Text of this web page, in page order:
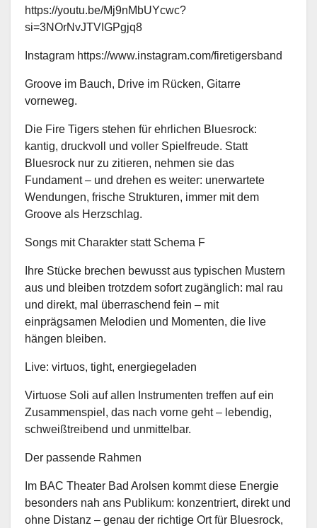
https://youtu.be/Mj9nMbUYcwc?
si=3NOrNvJTVIGPgjq8
Instagram https://www.instagram.com/firetigersband
Groove im Bauch, Drive im Rücken, Gitarre
vorneweg.
Die Fire Tigers stehen für ehrlichen Bluesrock:
kantig, druckvoll und voller Spielfreude. Statt
Bluesrock nur zu zitieren, nehmen sie das
Fundament – und drehen es weiter: unerwartete
Wendungen, frische Strukturen, immer mit dem
Groove als Herzschlag.
Songs mit Charakter statt Schema F
Ihre Stücke brechen bewusst aus typischen Mustern
aus und bleiben trotzdem sofort zugänglich: mal rau
und direkt, mal überraschend fein – mit
einprägsamen Melodien und Momenten, die live
hängen bleiben.
Live: virtuos, tight, energiegeladen
Virtuose Soli auf allen Instrumenten treffen auf ein
Zusammenspiel, das nach vorne geht – lebendig,
schweißtreibend und unmittelbar.
Der passende Rahmen
Im BAC Theater Bad Arolsen kommt diese Energie
besonders nah ans Publikum: konzentriert, direkt und
ohne Distanz – genau der richtige Ort für Bluesrock,